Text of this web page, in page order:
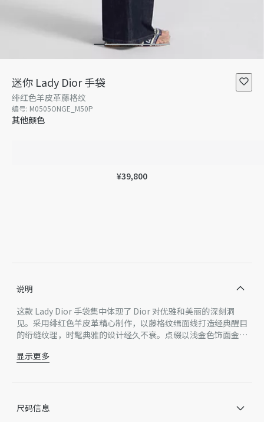
迷你 Lady Dior 手袋
绯红色羊皮革藤格纹
编号: M0505ONGE_M50P
其他颜色
¥39,800
说明
这款 Lady Dior 手袋集中体现了 Dior 对优雅和美丽的深刻洞
见。采用绯红色羊皮革精心制作，以藤格纹缉面线打造经典醒目
的绗缝纹理，时髦典雅的设计经久不衰。点缀以浅金色饰面金属
拆卸的链条肩带，可手提或斜挎，是晚装的理想伴侣。
主体：羊皮革
内部拉链口袋
可随心搭配其他 Dior 刺绣肩带
显示更多
尺码信息